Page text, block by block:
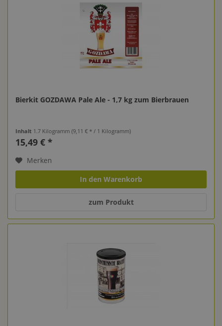
Bierkit GOZDAWA Pale Ale - 1,7 kg zum Bierbrauen
Inhalt 1.7 Kilogramm(9,11 € * / 1 Kilogramm)
15,49 € *
Merken
In den Warenkorb
zum Produkt